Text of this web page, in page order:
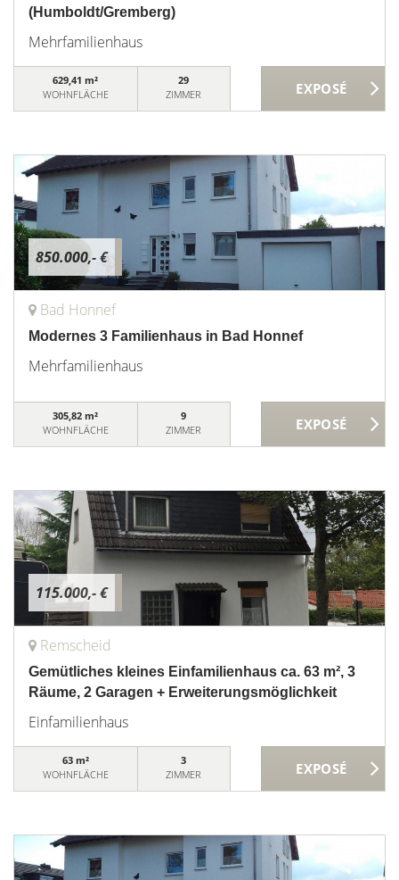
(Humboldt/Gremberg)
Mehrfamilienhaus
629,41 m²
WOHNFLÄCHE
29
ZIMMER
850.000,- €
Bad Honnef
Modernes 3 Familienhaus in Bad Honnef
Mehrfamilienhaus
305,82 m²
WOHNFLÄCHE
9
ZIMMER
115.000,- €
Remscheid
Gemütliches kleines Einfamilienhaus ca. 63 m², 3
Räume, 2 Garagen + Erweiterungsmöglichkeit
Einfamilienhaus
63 m²
WOHNFLÄCHE
3
ZIMMER